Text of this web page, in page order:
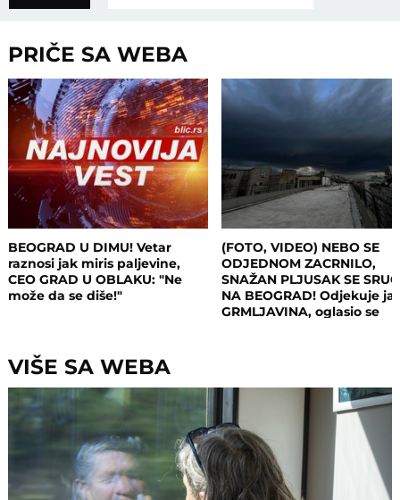
PRIČE SA WEBA
BEOGRAD U DIMU! Vetar
raznosi jak miris paljevine,
CEO GRAD U OBLAKU: "Ne
može da se diše!"
(FOTO, VIDEO) NEBO SE
ODJEDNOM ZACRNILO,
SNAŽAN PLJUSAK SE
NA BEOGRAD! Odjekuje
GRMLJAVINA, oglasio se
VIŠE SA WEBA